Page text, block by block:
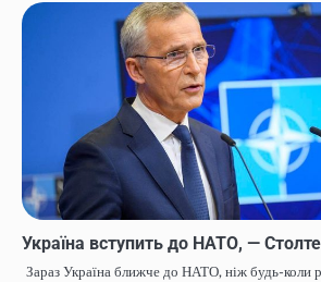
Україна вступить до НАТО, —
Зараз Україна ближче до НАТО, ніж будь-коли